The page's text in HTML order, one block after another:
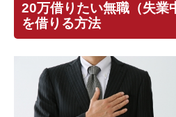
20万借りたい無職（失業
を借りる方法